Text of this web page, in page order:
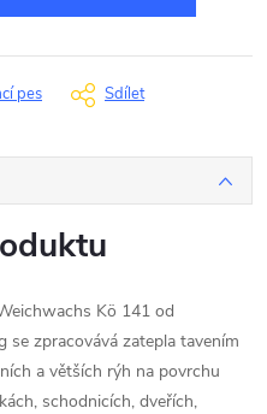
pes Sdílet
Kö 141 od
se zpracovává zatepla tavením
a větších rýh na povrchu
schodnicích, dveřích,